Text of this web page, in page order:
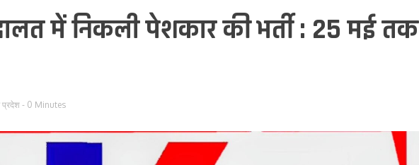
में निकली पेशकार की भर्ती : 25 मई तक
प्रदेश - 0 Minutes